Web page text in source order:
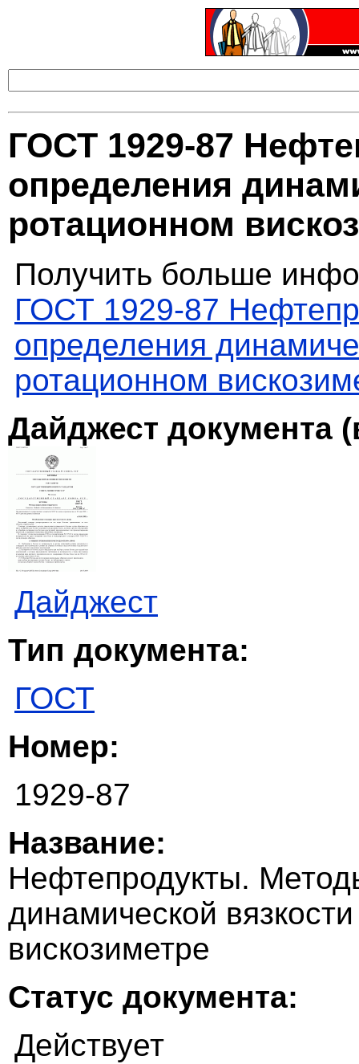
ГОСТ 1929-87
определения
ротационном
Получить больше
ГОСТ 1929-87
определения
ротационном
Дайджест документа
Дайджест
Тип документа:
ГОСТ
Номер:
1929-87
Название:
Нефтепродукты.
динамической
вискозиметре
Статус документа:
Действует